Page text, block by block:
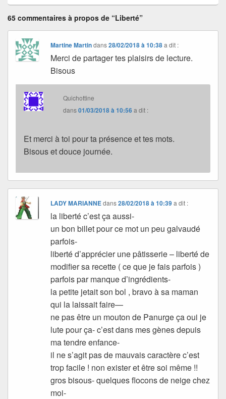
65 commentaires à propos de “Liberté”
Martine Martindans28/02/2018 à 10:38 a dit :
Merci de partager tes plaisirs de lecture.
Bisous
Quichottine
dans01/03/2018 à 10:56a dit :
Et merci à toi pour ta présence et tes mots.
Bisous et douce journée.
LADY MARIANNEdans28/02/2018 à 10:39 a dit :
la liberté c’est ça aussi-
un bon billet pour ce mot un peu galvaudé
parfois-
liberté d’apprécier une pâtisserie – liberté de
modifier sa recette ( ce que je fais parfois )
parfois par manque d’ingrédients-
la petite jetait son bol , bravo à sa maman
qui la laissait faire—
ne pas être un mouton de Panurge ça oui je
lute pour ça- c’est dans mes gènes depuis
ma tendre enfance-
il ne s’agit pas de mauvais caractère c’est
trop facile ! non exister et être soi même !!
gros bisous- quelques flocons de neige chez
moi-